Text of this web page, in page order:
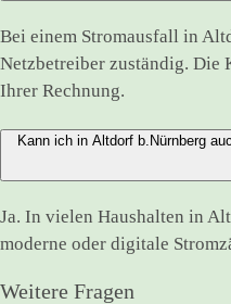
Bei einem Stromausfall in
Netzbetreiber zuständig. Die
Ihrer Rechnung.
Kann ich in Altdorf b.Nürnberg
Ja. In vielen Haushalten in
moderne oder digitale
Weitere Fragen